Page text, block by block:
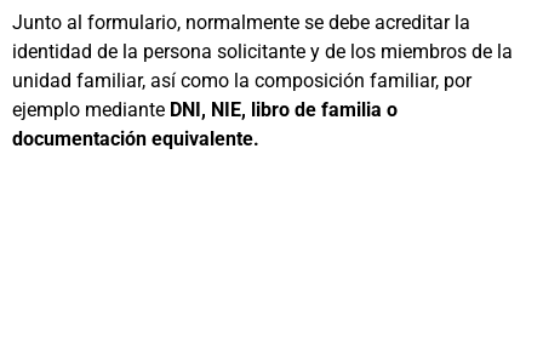
Junto al formulario, normalmente se debe acreditar la
identidad de la persona solicitante y de los miembros de la
unidad familiar, así como la composición familiar, por
ejemplo mediante DNI, NIE, libro de familia o
documentación equivalente.